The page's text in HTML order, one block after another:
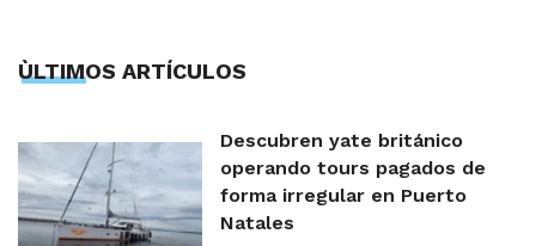
ÙLTIMOS ARTÍCULOS
Descubren yate británico
operando tours pagados de
forma irregular en Puerto
Natales